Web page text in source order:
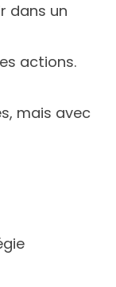
dans un
actions.
mais avec